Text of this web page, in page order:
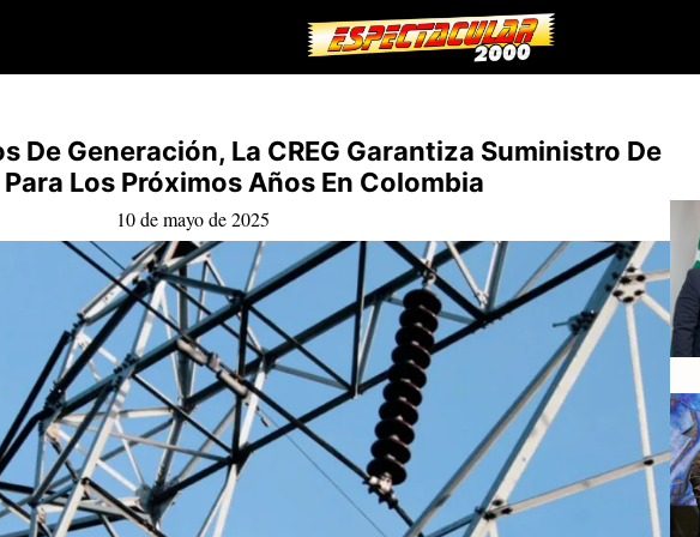
De Generación, La CREG Garantiza Suministro De
Los Próximos Años En Colombia
10 de mayo de 2025